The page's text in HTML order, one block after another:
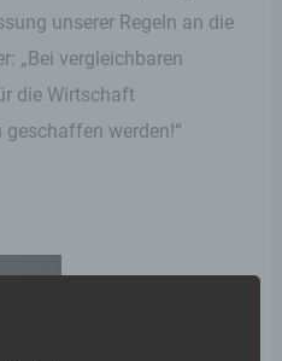
unserer Regeln an die
„Bei vergleichbaren
die Wirtschaft
werden!“